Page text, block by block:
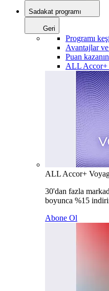
Sadakat programı
Geri
Programı
Avantajlar
Puan
ALL Accor+
ALL Accor+
30'dan fazla
boyunca %15
Abone Ol